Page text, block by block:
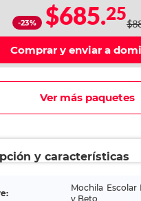
-23% $685.25
Comprar y enviar a
Ver más paquetes
y características
Mochila
y Beto